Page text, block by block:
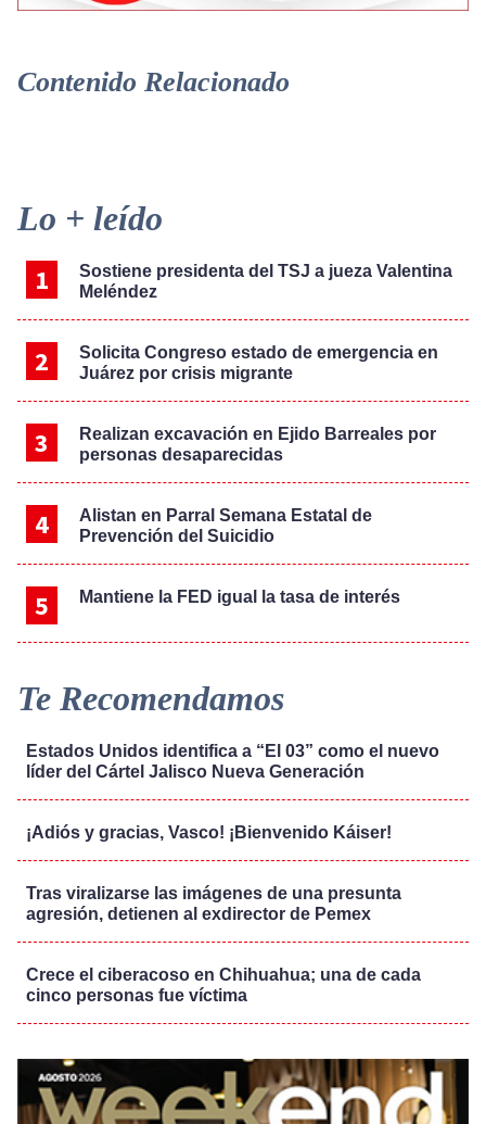
Contenido Relacionado
Primary
Sidebar
Lo + leído
Sostiene presidenta del TSJ a jueza Valentina
Meléndez
Solicita Congreso estado de emergencia en
Juárez por crisis migrante
Realizan excavación en Ejido Barreales por
personas desaparecidas
Alistan en Parral Semana Estatal de
Prevención del Suicidio
Mantiene la FED igual la tasa de interés
Te Recomendamos
Estados Unidos identifica a “El 03” como el nuevo
líder del Cártel Jalisco Nueva Generación
¡Adiós y gracias, Vasco! ¡Bienvenido Káiser!
Tras viralizarse las imágenes de una presunta
agresión, detienen al exdirector de Pemex
Crece el ciberacoso en Chihuahua; una de cada
cinco personas fue víctima